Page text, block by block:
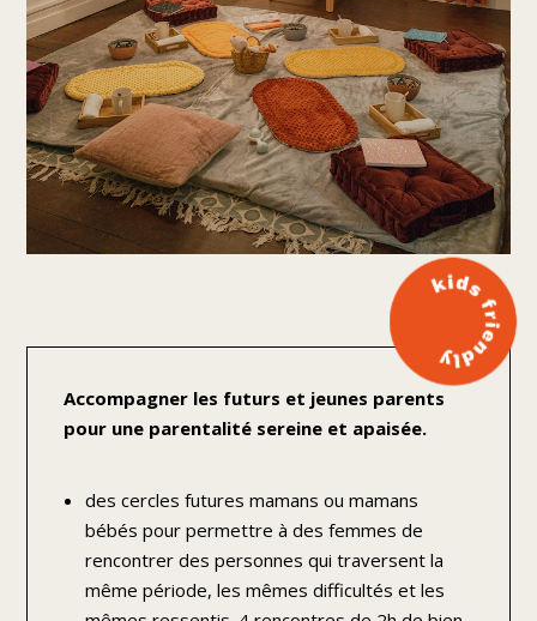
Accompagner les futurs et jeunes parents
pour une parentalité sereine et apaisée.
des cercles futures mamans ou mamans
bébés pour permettre à des femmes de
rencontrer des personnes qui traversent la
même période, les mêmes difficultés et les